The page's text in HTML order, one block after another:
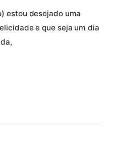
estou desejado uma
e que seja um dia